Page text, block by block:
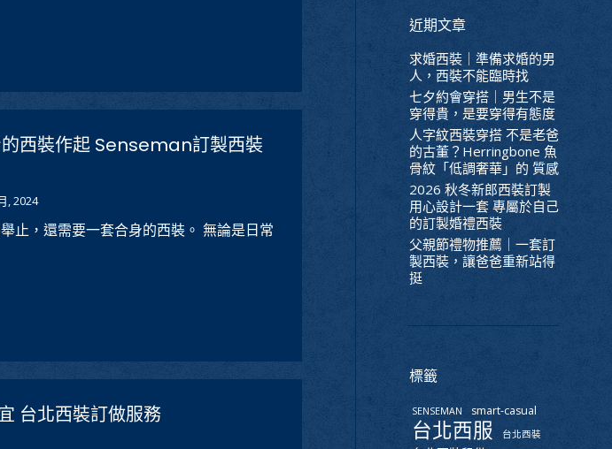
西裝作起 Senseman訂製西裝
, 2024
止，還需要一套合身的西裝。 無論是日常
台北西裝訂做服務
近期文章
求婚西裝｜準備求婚的男
人，西裝不能臨時找
七夕約會穿搭｜男生不是
穿得貴，是要穿得有態度
人字紋西裝穿搭 不是老爸
的古董？Herringbone 魚
骨紋「低調奢華」的 質感
2026 秋冬新郎西裝訂製
用心設計一套 專屬於自己
的訂製婚禮西裝
父親節禮物推薦｜一套訂
製西裝，讓爸爸重新站得
挺
標籤
SENSEMAN smart-casual
台北西服 台北西裝